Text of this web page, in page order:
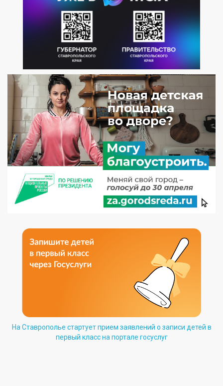
На Ставрополье стартует прием заявлений о записи детей в
первый класс на портале госуслуг